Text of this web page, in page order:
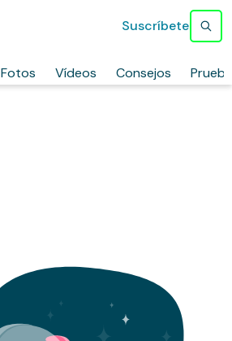
Fotos Vídeos Consejos
Suscríbete